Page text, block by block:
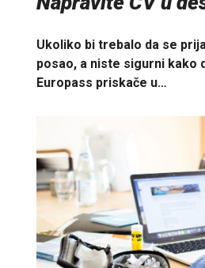
Ukoliko bi trebalo da se
posao, a niste sigurni kako
Europass priskače u…